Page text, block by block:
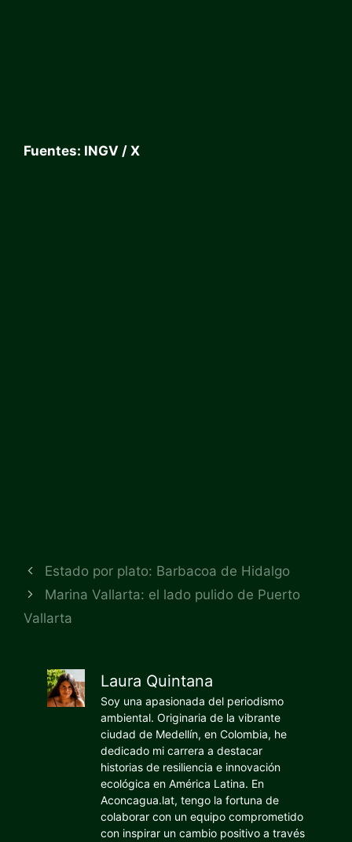
Fuentes: INGV / X
Estado por plato: Barbacoa de Hidalgo
Marina Vallarta: el lado pulido de Puerto
Vallarta
Laura Quintana
Soy una apasionada del periodismo
ambiental. Originaria de la vibrante
ciudad de Medellín, en Colombia, he
dedicado mi carrera a destacar
historias de resiliencia e innovación
ecológica en América Latina. En
Aconcagua.lat, tengo la fortuna de
colaborar con un equipo comprometido
con inspirar un cambio positivo a través